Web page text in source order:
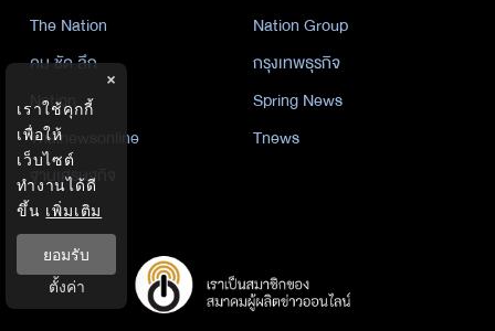
The Nation
Nation Group
คม ชัด ลึก
กรุงเทพธุรกิจ
Nation
Spring News
Thainewsonline
Tnews
ฐานเศรษฐกิจ
×
เราใช้คุกกี้
เพื่อให้
เว็บไซต์
ทำงานได้ดี
ขึ้น เพิ่มเติม
ยอมรับ
ตั้งค่า